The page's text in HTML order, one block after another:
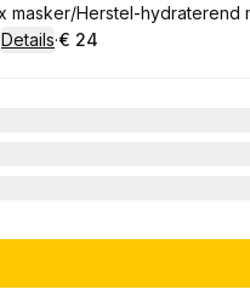
masker/Herstel-hydraterend
:
Details·
.Prijs:
€ 24